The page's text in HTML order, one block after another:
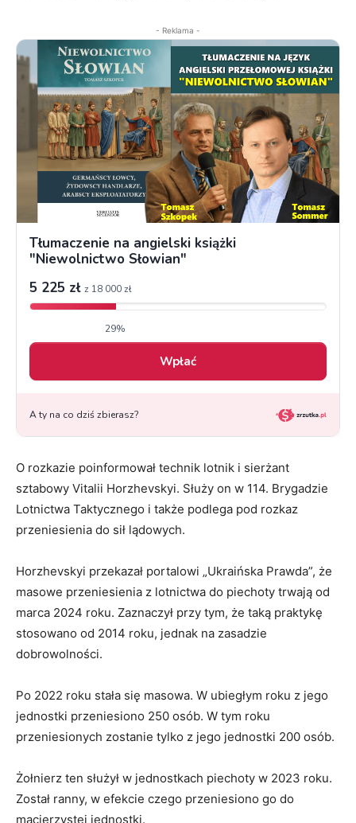
- Reklama -
O rozkazie poinformował technik lotnik i sierżant
sztabowy Vitalii Horzhevskyi. Służy on w 114. Brygadzie
Lotnictwa Taktycznego i także podlega pod rozkaz
przeniesienia do sił lądowych.
Horzhevskyi przekazał portalowi „Ukraińska Prawda”, że
masowe przeniesienia z lotnictwa do piechoty trwają od
marca 2024 roku. Zaznaczył przy tym, że taką praktykę
stosowano od 2014 roku, jednak na zasadzie
dobrowolności.
Po 2022 roku stała się masowa. W ubiegłym roku z jego
jednostki przeniesiono 250 osób. W tym roku
przeniesionych zostanie tylko z jego jednostki 200 osób.
Żołnierz ten służył w jednostkach piechoty w 2023 roku.
Został ranny, w efekcie czego przeniesiono go do
macierzystej jednostki.